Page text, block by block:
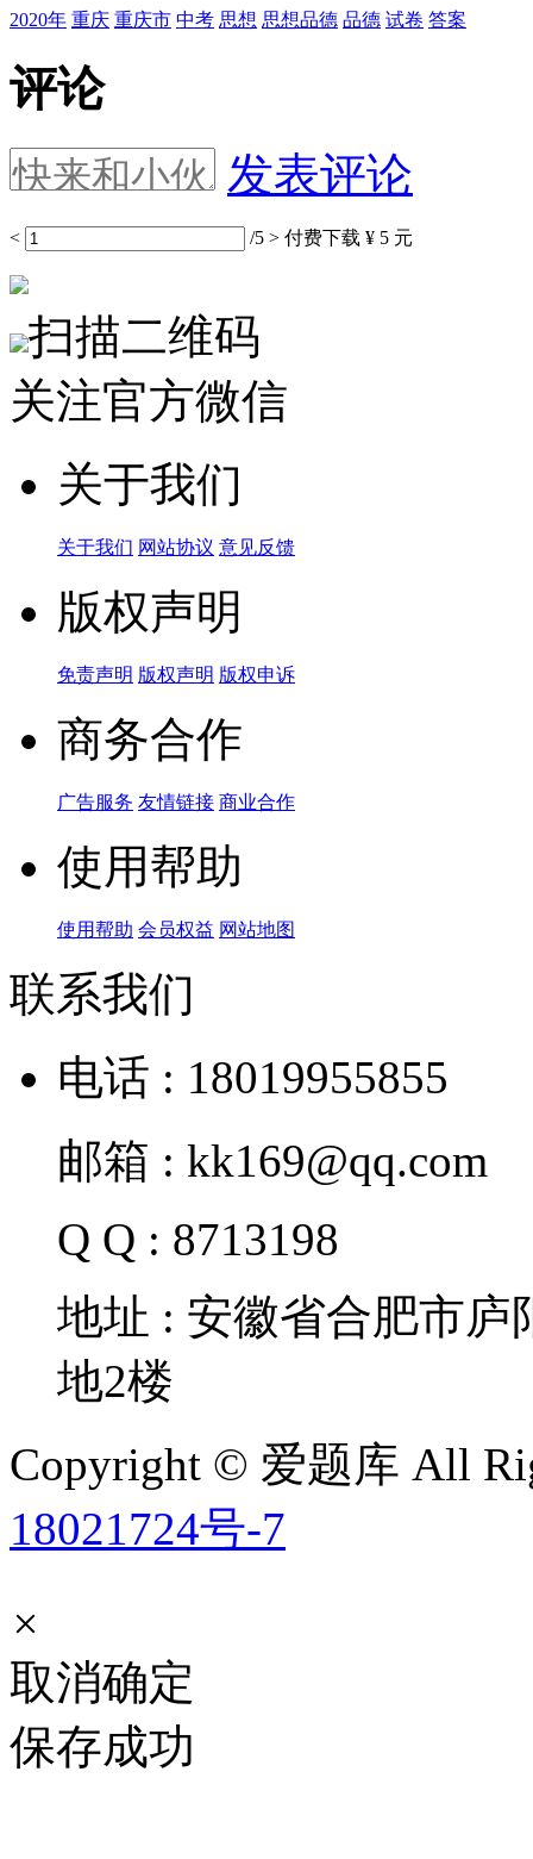
2020年 重庆 重庆市 中考 思想 思想品德 品德 试卷 答案
评论
发表评论
< /5 > 付费下载 ¥ 5 元
扫描二维码
关注官方微信
关于我们
关于我们 网站协议 意见反馈
版权声明
免责声明 版权声明 版权申诉
商务合作
广告服务 友情链接 商业合作
使用帮助
使用帮助 会员权益 网站地图
联系我们
电话 : 18019955855
邮箱 : kk169@qq.com
Q Q : 8713198
地址 : 安徽省合肥市
地2楼
Copyright © 爱题库 All
18021724号-7
×
取消确定
保存成功